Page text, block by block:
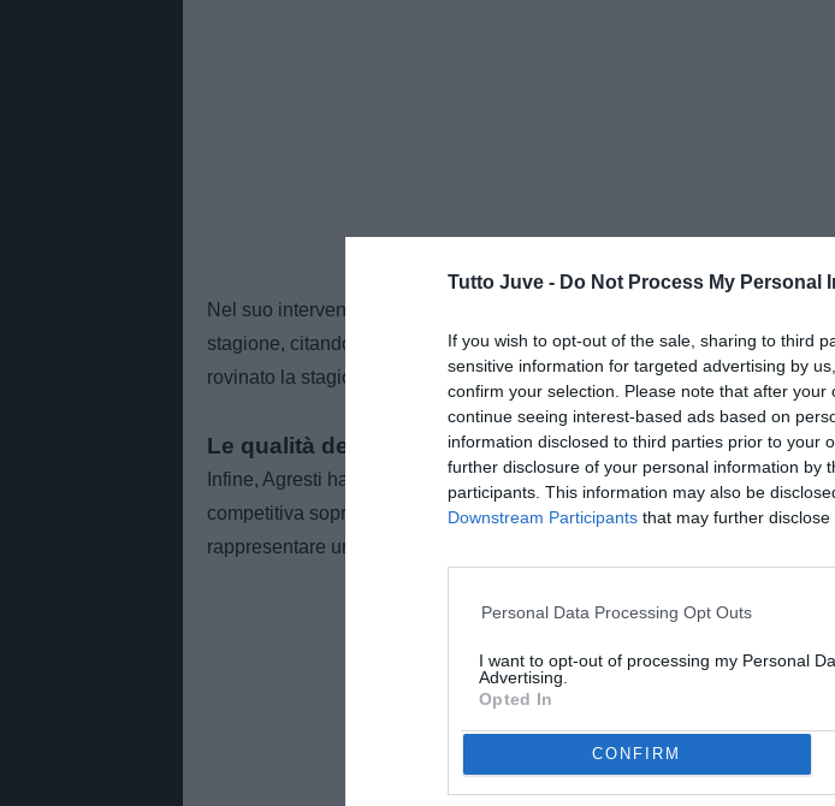
Tutto Juve - Do Not Process My Personal
If you wish to opt-out of the sale, sharing to third
sensitive information for targeted advertising by
confirm your selection. Please note that after
continue seeing interest-based ads based on
information disclosed to third parties prior to your
further disclosure of your personal information by
participants. This information may also be
Downstream Participants that may further
Personal Data Processing Opt Outs
I want to opt-out of processing my Personal
Advertising.
Opted In
CONFIRM
Nel suo intervento ha poi ricordato come il Verona abbia già creato
stagione, citando anche il precedente con la Juventus: “Il Verona è la
rovinato la stagione alla Juventus”.
Le qualità del Verona secondo Agresti
Infine, Agresti ha evidenziato le qualità caratteriali della formazione
competitiva soprattutto nelle partite bloccate: “E' una squadra con grande
rappresentare un ostacolo soprattutto se la Roma non dovesse riuscire a